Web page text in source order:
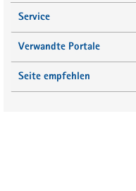
Anmerkung:
Service
Verwandte Portale
Seite empfehlen